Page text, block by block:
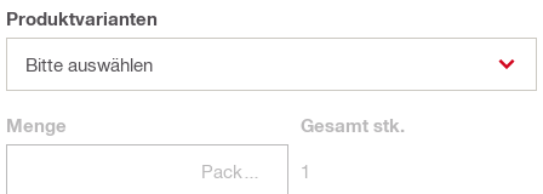
Produktvarianten
Bitte auswählen
Menge Gesamtstk.
1